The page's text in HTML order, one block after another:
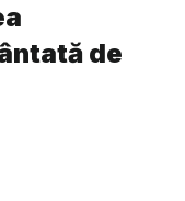
de